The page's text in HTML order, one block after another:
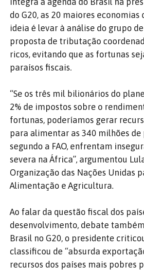
do G20, as 20 maiores economias
ideia é levar à análise do grupo
proposta de tributação
ricos, evitando que as fortunas
paraísos fiscais.
“Se os três mil bilionários do
2% de impostos sobre o
fortunas, poderíamos gerar
para alimentar as 340 milhões de
segundo a FAO, enfrentam
severa na África”, argumentou
Organização das Nações Unidas
Alimentação e Agricultura.
Ao falar da questão fiscal dos
desenvolvimento, debate
Brasil no G20, o presidente
classificou de “absurda
recursos dos países mais pobres